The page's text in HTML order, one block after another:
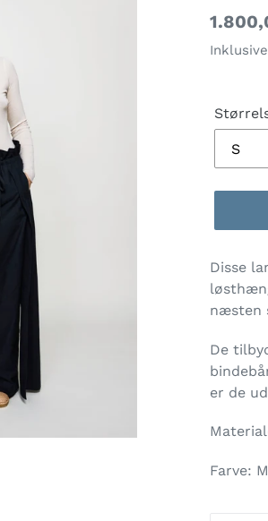
Lægger
produkt
Disse
næsten
De
er de
Farve: